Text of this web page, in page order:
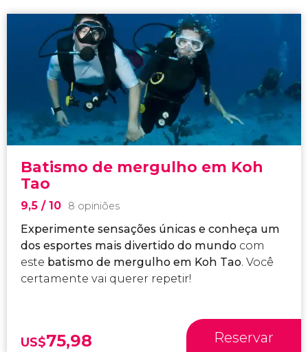
Batismo de mergulho em Koh
Tao
9,5 / 10 8 opiniões
Experimente sensações únicas e conheça um
dos esportes mais divertido do mundo com
este batismo de mergulho em Koh Tao. Você
certamente vai querer repetir!
US$75,98 Reservar